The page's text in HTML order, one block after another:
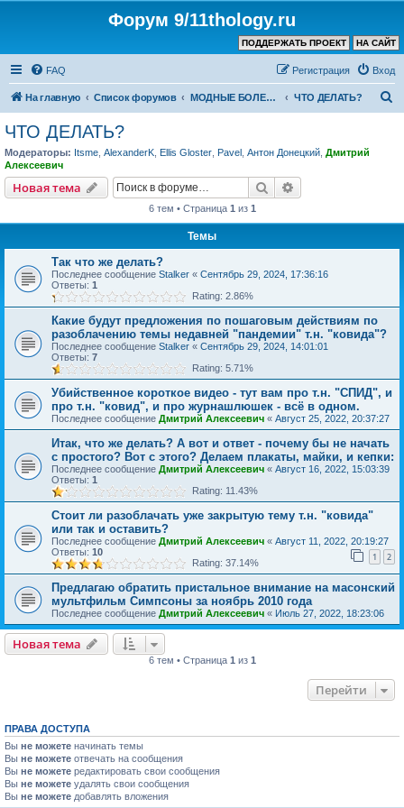
Форум 9/11thology.ru
НА САЙТ
ПОДДЕРЖАТЬ ПРОЕКТ
FAQ Вход
Регистрация
На главную Список форумов МОДНЫЕ БОЛЕЗНИ ЧТО ДЕЛАТЬ?
ЧТО ДЕЛАТЬ?
Модераторы: Itsme AlexanderK Ellis Gloster Pavel Антон Донецкий Дмитрий
Алексеевич
Новая тема Поиск
6 тем • Страница 1 из 1
Темы
Так что же делать?
Последнее сообщение Stalker « Сентябрь 29, 2024, 17:36:16
Ответы: 1
Rating: 2.86%
Какие будут предложения по пошаговым действиям по
разоблачению темы недавней "пандемии" т.н. "ковида"?
Последнее сообщение Stalker « Сентябрь 29, 2024, 14:01:01
Ответы: 7
Rating: 5.71%
Убийственное короткое видео - тут вам про т.н. "СПИД", и
про т.н. "ковид", и про журнашлюшек - всё в одном.
Последнее сообщение Дмитрий Алексеевич « Август 25, 2022, 20:37:27
Итак, что же делать? А вот и ответ - почему бы не начать
с простого? Вот с этого? Делаем плакаты, майки, и кепки:
Последнее сообщение Дмитрий Алексеевич « Август 16, 2022, 15:03:39
Ответы: 1
Rating: 11.43%
Стоит ли разоблачать уже закрытую тему т.н. "ковида"
или так и оставить?
Последнее сообщение Дмитрий Алексеевич « Август 11, 2022, 20:19:27
Ответы: 10 1 2
Rating: 37.14%
Предлагаю обратить пристальное внимание на масонский
мультфильм Симпсоны за ноябрь 2010 года
Последнее сообщение Дмитрий Алексеевич « Июль 27, 2022, 18:23:06
Новая тема
6 тем • Страница 1 из 1
Перейти
ПРАВА ДОСТУПА
Вы не можете начинать темы
Вы не можете отвечать на сообщения
Вы не можете редактировать свои сообщения
Вы не можете удалять свои сообщения
Вы не можете добавлять вложения